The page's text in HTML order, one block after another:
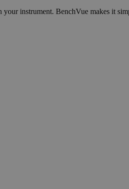
instrument. BenchVue makes it